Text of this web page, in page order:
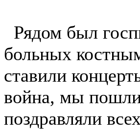
Рядом был
больных
ставили
война, мы
поздравляли